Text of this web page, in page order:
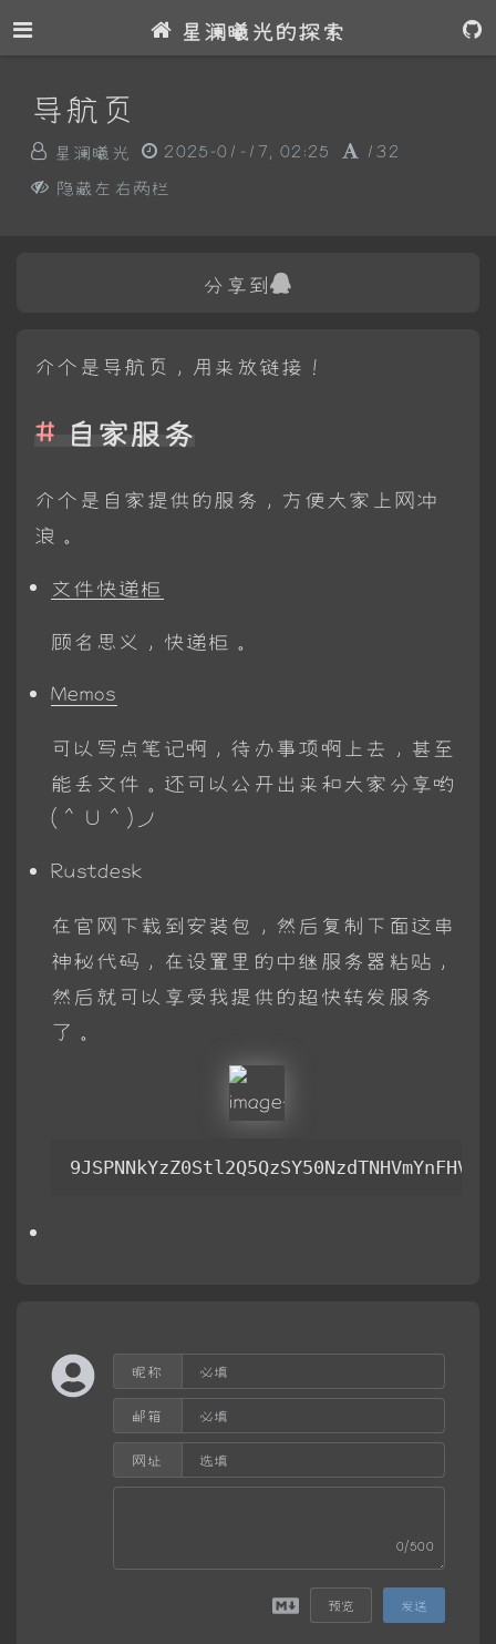
星澜曦光的探索
导航页
星澜曦光 2025-01-17, 02:25
132
隐藏左右两栏
分享到
介个是导航页，用来放链接！
自家服务
介个是自家提供的服务，方便大家上网冲
浪。
文件快递柜
顾名思义，快递柜。
Memos
可以写点笔记啊，待办事项啊上去，甚至
能丢文件。还可以公开出来和大家分享哟
(＾Ｕ＾)ノ
Rustdesk
在官网下载到安装包，然后复制下面这串
神秘代码，在设置里的中继服务器粘贴，
然后就可以享受我提供的超快转发服务
了。
昵称
邮箱
网址
0/500
预览 发送